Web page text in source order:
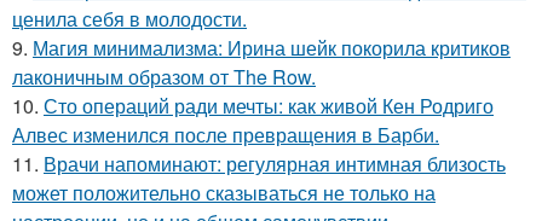
ценила себя в молодости.
9. Магия минимализма: Ирина шейк покорила критиков
лаконичным образом от The Row.
10. Сто операций ради мечты: как живой Кен Родриго
Алвес изменился после превращения в Барби.
11. Врачи напоминают: регулярная интимная близость
может положительно сказываться не только на